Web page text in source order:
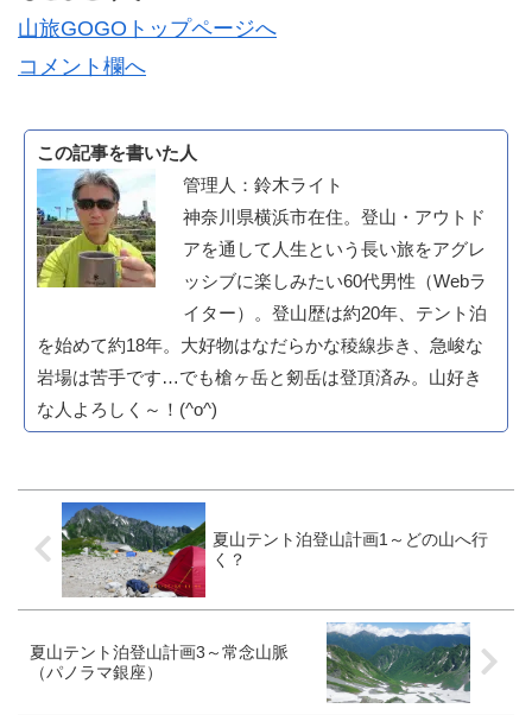
山旅GOGOトップページへ
コメント欄へ
この記事を書いた人
管理人：鈴木ライト
神奈川県横浜市在住。登山・アウトド
アを通して人生という長い旅をアグレ
ッシブに楽しみたい60代男性（Webラ
イター）。登山歴は約20年、テント泊
を始めて約18年。大好物はなだらかな稜線歩き、急峻な
岩場は苦手です…でも槍ヶ岳と剱岳は登頂済み。山好き
な人よろしく～！(^o^)
夏山テント泊登山計画1～どの山へ行
く？
夏山テント泊登山計画3～常念山脈
（パノラマ銀座）